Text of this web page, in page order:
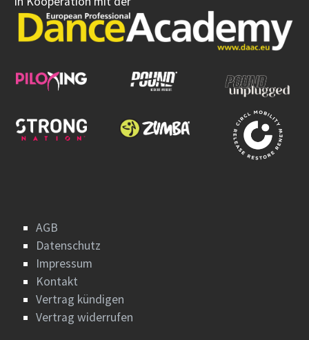
AGB
Datenschutz
Impressum
Kontakt
Vertrag kündigen
Vertrag widerrufen